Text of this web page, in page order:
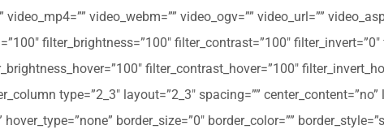
video_webm=”” video_ogv=”” video_url=””
filter_brightness=”100″ filter_contrast=”100″
filter_contrast_hover=”100″
type=”2_3″ layout=”2_3″ spacing=””
border_size=”0″ border_color=””